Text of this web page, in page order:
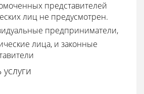
представителей
лиц не предусмотрен.
предприниматели,
лица, и законные